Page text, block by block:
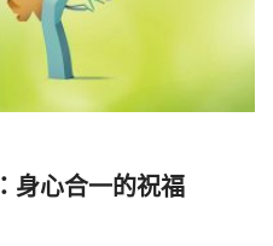
身心合一的祝福